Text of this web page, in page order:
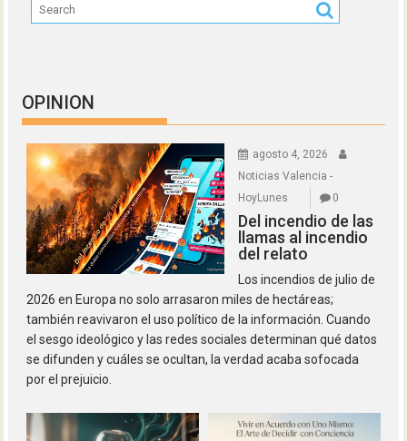
OPINION
agosto 4, 2026
Noticias Valencia -
HoyLunes
0
Del incendio de las
llamas al incendio
del relato
Los incendios de julio de
2026 en Europa no solo arrasaron miles de hectáreas;
también reavivaron el uso político de la información. Cuando
el sesgo ideológico y las redes sociales determinan qué datos
se difunden y cuáles se ocultan, la verdad acaba sofocada
por el prejuicio.